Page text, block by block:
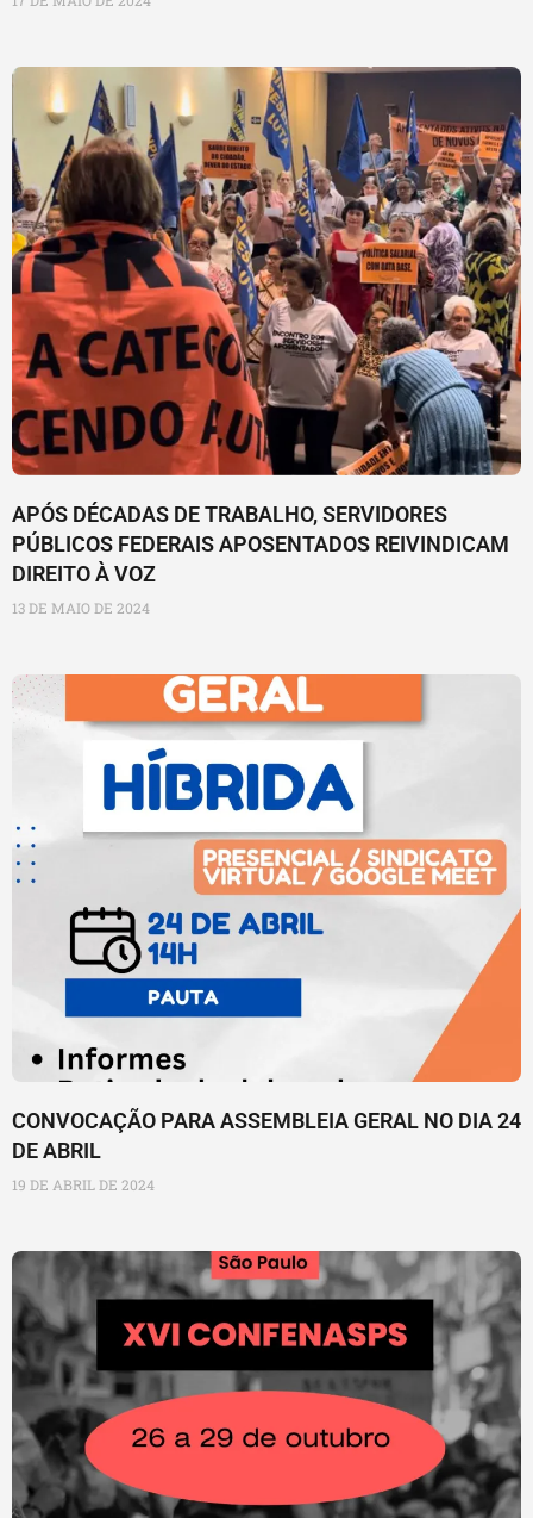
APÓS DÉCADAS DE TRABALHO, SERVIDORES
PÚBLICOS FEDERAIS APOSENTADOS REIVINDICAM
DIREITO À VOZ
13 DE MAIO DE 2024
CONVOCAÇÃO PARA ASSEMBLEIA GERAL NO DIA 24
DE ABRIL
19 DE ABRIL DE 2024